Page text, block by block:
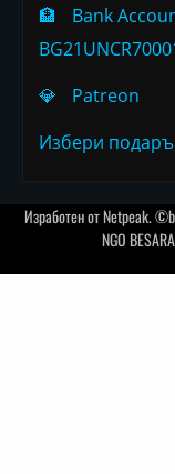
🏦
Bank
💎
Patreon
Избери
Изработен отNetpeak.
NGO